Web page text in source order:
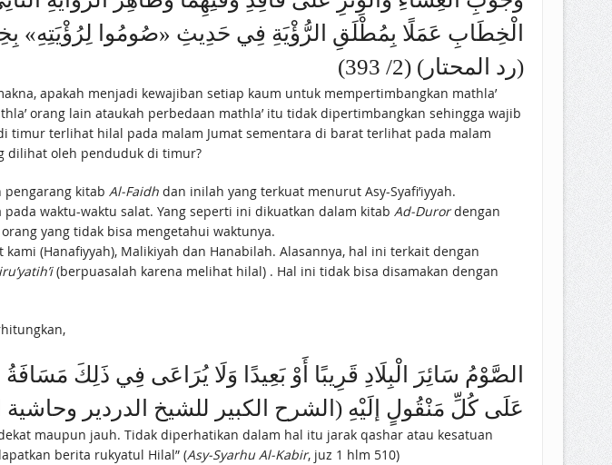
الْخِطَابِ عَمَلًا بِمُطْلَقِ الرُّؤْيَةِ فِي حَدِيثِ «صُومُوا لِرُؤْيَتِهِ»
(رد المحتار) (2/ 393)
apakah menjadi kewajiban setiap kaum untuk mempertimbangkan mathla’
orang lain ataukah perbedaan mathla’ itu tidak dipertimbangkan sehingga wajib
terlihat hilal pada malam Jumat sementara di barat terlihat pada malam
dilihat oleh penduduk di timur?
pengarang kitab Al-Faidhdan inilah yang terkuat menurut Asy-Syafi’iyyah.
waktu-waktu salat. Yang seperti ini dikuatkan dalam kitab Ad-Durordengan
yang tidak bisa mengetahui waktunya.
(Hanafiyyah), Malikiyah dan Hanabilah. Alasannya, hal ini terkait dengan
(berpuasalah karena melihat hilal) . Hal ini tidak bisa disamakan dengan
عَلَى كُلِّ مَنْقُولٍ إلَيْهِ (الشرح الكبير للشيخ الدردير وحاشية
maupun jauh. Tidak diperhatikan dalam hal itu jarak qashar atau kesatuan
berita rukyatul Hilal” (Asy-Syarhu Al-Kabir, juz 1 hlm 510)